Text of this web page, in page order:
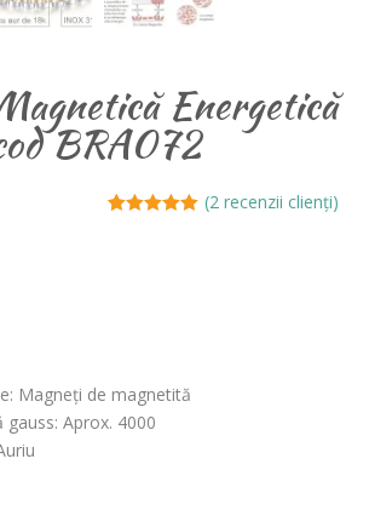
Energetică
BRA072
(2 recenzii clienți)
: Magneţi de magnetită
gauss: Aprox. 4000